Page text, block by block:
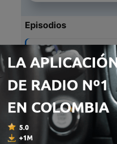
Episodios
- Cigarra
18 jun. 2021
4 - Biden y Putín
18 jun. 2021
3 - Venezonalos
18 jun. 2021
2 Vacuna Covid-19